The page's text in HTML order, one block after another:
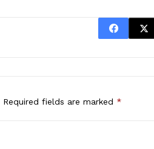
Required fields are marked *